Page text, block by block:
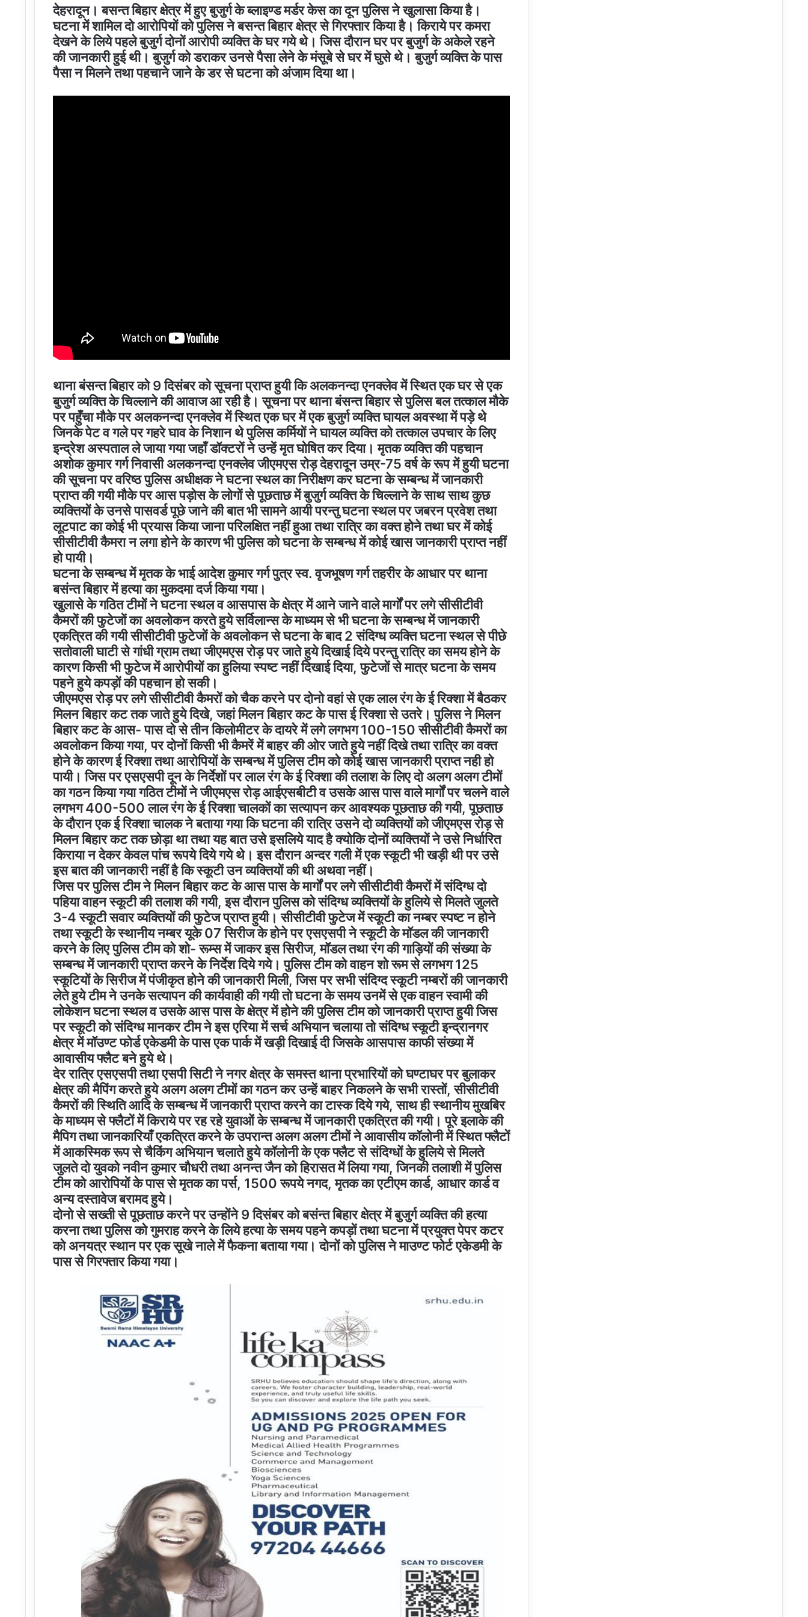
देहरादून। बसन्त बिहार क्षेत्र में हुए बुजुर्ग के ब्लाइण्ड मर्डर केस का दून पुलिस ने खुलासा किया है।
घटना में शामिल दो आरोपियों को पुलिस ने बसन्त बिहार क्षेत्र से गिरफ्तार किया है। किराये पर कमरा
देखने के लिये पहले बुजुर्ग दोनों आरोपी व्यक्ति के घर गये थे। जिस दौरान घर पर बुजुर्ग के अकेले रहने
की जानकारी हुई थी। बुजुर्ग को डराकर उनसे पैसा लेने के मंसूबे से घर में घुसे थे। बुजुर्ग व्यक्ति के पास
पैसा न मिलने तथा पहचाने जाने के डर से घटना को अंजाम दिया था।
थाना बंसन्त बिहार को 9 दिसंबर को सूचना प्राप्त हुयी कि अलकनन्दा एनक्लेव में स्थित एक घर से एक
बुजुर्ग व्यक्ति के चिल्लाने की आवाज आ रही है। सूचना पर थाना बंसन्त बिहार से पुलिस बल तत्काल मौके
पर पहुँचा मौके पर अलकनन्दा एनक्लेव में स्थित एक घर में एक बुजुर्ग व्यक्ति घायल अवस्था में पड़े थे
जिनके पेट व गले पर गहरे घाव के निशान थे पुलिस कर्मियों ने घायल व्यक्ति को तत्काल उपचार के लिए
इन्द्रेश अस्पताल ले जाया गया जहाँ डॉक्टरों ने उन्हें मृत घोषित कर दिया। मृतक व्यक्ति की पहचान
अशोक कुमार गर्ग निवासी अलकनन्दा एनक्लेव जीएमएस रोड़ देहरादून उम्र-75 वर्ष के रूप में हुयी घटना
की सूचना पर वरिष्ठ पुलिस अधीक्षक ने घटना स्थल का निरीक्षण कर घटना के सम्बन्ध में जानकारी
प्राप्त की गयी मौके पर आस पड़ोस के लोगों से पूछताछ में बुजुर्ग व्यक्ति के चिल्लाने के साथ साथ कुछ
व्यक्तियों के उनसे पासवर्ड पूछे जाने की बात भी सामने आयी परन्तु घटना स्थल पर जबरन प्रवेश तथा
लूटपाट का कोई भी प्रयास किया जाना परिलक्षित नहीं हुआ तथा रात्रि का वक्त होने तथा घर में कोई
सीसीटीवी कैमरा न लगा होने के कारण भी पुलिस को घटना के सम्बन्ध में कोई खास जानकारी प्राप्त नहीं
हो पायी।
घटना के सम्बन्ध में मृतक के भाई आदेश कुमार गर्ग पुत्र स्व. वृजभूषण गर्ग तहरीर के आधार पर थाना
बसंन्त बिहार में हत्या का मुकदमा दर्ज किया गया।
खुलासे के गठित टीमों ने घटना स्थल व आसपास के क्षेत्र में आने जाने वाले मार्गों पर लगे सीसीटीवी
कैमरों की फुटेजों का अवलोकन करते हुये सर्विलान्स के माध्यम से भी घटना के सम्बन्ध में जानकारी
एकत्रित की गयी सीसीटीवी फुटेजों के अवलोकन से घटना के बाद 2 संदिग्ध व्यक्ति घटना स्थल से पीछे
सतोवाली घाटी से गांधी ग्राम तथा जीएमएस रोड़ पर जाते हुये दिखाई दिये परन्तु रात्रि का समय होने के
कारण किसी भी फुटेज में आरोपीयों का हुलिया स्पष्ट नहीं दिखाई दिया, फुटेजों से मात्र घटना के समय
पहने हुये कपड़ों की पहचान हो सकी।
जीएमएस रोड़ पर लगे सीसीटीवी कैमरों को चैक करने पर दोनो वहां से एक लाल रंग के ई रिक्शा में बैठकर
मिलन बिहार कट तक जाते हुये दिखे, जहां मिलन बिहार कट के पास ई रिक्शा से उतरे। पुलिस ने मिलन
बिहार कट के आस- पास दो से तीन किलोमीटर के दायरे में लगे लगभग 100-150 सीसीटीवी कैमरों का
अवलोकन किया गया, पर दोनों किसी भी कैमरें में बाहर की ओर जाते हुये नहीं दिखे तथा रात्रि का वक्त
होने के कारण ई रिक्शा तथा आरोपियों के सम्बन्ध में पुलिस टीम को कोई खास जानकारी प्राप्त नही हो
पायी। जिस पर एसएसपी दून के निर्देशों पर लाल रंग के ई रिक्शा की तलाश के लिए दो अलग अलग टीमों
का गठन किया गया गठित टीमों ने जीएमएस रोड़ आईएसबीटी व उसके आस पास वाले मार्गों पर चलने वाले
लगभग 400-500 लाल रंग के ई रिक्शा चालकों का सत्यापन कर आवश्यक पूछताछ की गयी, पूछताछ
के दौरान एक ई रिक्शा चालक ने बताया गया कि घटना की रात्रि उसने दो व्यक्तियों को जीएमएस रोड़ से
मिलन बिहार कट तक छोड़ा था तथा यह बात उसे इसलिये याद है क्योकि दोनों व्यक्तियों ने उसे निर्धारित
किराया न देकर केवल पांच रूपये दिये गये थे। इस दौरान अन्दर गली में एक स्कूटी भी खड़ी थी पर उसे
इस बात की जानकारी नहीं है कि स्कूटी उन व्यक्तियों की थी अथवा नहीं।
जिस पर पुलिस टीम ने मिलन बिहार कट के आस पास के मार्गों पर लगे सीसीटीवी कैमरों में संदिग्ध दो
पहिया वाहन स्कूटी की तलाश की गयी, इस दौरान पुलिस को संदिग्ध व्यक्तियों के हुलिये से मिलते जुलते
3-4 स्कूटी सवार व्यक्तियों की फुटेज प्राप्त हुयी। सीसीटीवी फुटेज में स्कूटी का नम्बर स्पष्ट न होने
तथा स्कूटी के स्थानीय नम्बर यूके 07 सिरीज के होने पर एसएसपी ने स्कूटी के मॉडल की जानकारी
करने के लिए पुलिस टीम को शो- रूम्स में जाकर इस सिरीज, मॉडल तथा रंग की गाड़ियों की संख्या के
सम्बन्ध में जानकारी प्राप्त करने के निर्देश दिये गये। पुलिस टीम को वाहन शो रूम से लगभग 125
स्कूटियों के सिरीज में पंजीकृत होने की जानकारी मिली, जिस पर सभी संदिग्द स्कूटी नम्बरों की जानकारी
लेते हुये टीम ने उनके सत्यापन की कार्यवाही की गयी तो घटना के समय उनमें से एक वाहन स्वामी की
लोकेशन घटना स्थल व उसके आस पास के क्षेत्र में होने की पुलिस टीम को जानकारी प्राप्त हुयी जिस
पर स्कूटी को संदिग्ध मानकर टीम ने इस एरिया में सर्च अभियान चलाया तो संदिग्ध स्कूटी इन्द्रानगर
क्षेत्र में मॉउण्ट फोर्ड एकेडमी के पास एक पार्क में खड़ी दिखाई दी जिसके आसपास काफी संख्या में
आवासीय फ्लैट बने हुये थे।
देर रात्रि एसएसपी तथा एसपी सिटी ने नगर क्षेत्र के समस्त थाना प्रभारियों को घण्टाघर पर बुलाकर
क्षेत्र की मैपिंग करते हुये अलग अलग टीमों का गठन कर उन्हें बाहर निकलने के सभी रास्तों, सीसीटीवी
कैमरों की स्थिति आदि के सम्बन्ध में जानकारी प्राप्त करने का टास्क दिये गये, साथ ही स्थानीय मुखबिर
के माध्यम से फ्लैटों में किराये पर रह रहे युवाओं के सम्बन्ध में जानकारी एकत्रित की गयी। पूरे इलाके की
मैपिग तथा जानकारियाँ एकत्रित करने के उपरान्त अलग अलग टीमों ने आवासीय कॉलोनी में स्थित फ्लैटों
में आकस्मिक रूप से चैकिंग अभियान चलाते हुये कॉलोनी के एक फ्लैट से संदिग्धों के हुलिये से मिलते
जुलते दो युवको नवीन कुमार चौधरी तथा अनन्त जैन को हिरासत में लिया गया, जिनकी तलाशी में पुलिस
टीम को आरोपियों के पास से मृतक का पर्स, 1500 रूपये नगद, मृतक का एटीएम कार्ड, आधार कार्ड व
अन्य दस्तावेज बरामद हुये।
दोनो से सख्ती से पूछताछ करने पर उन्होंने 9 दिसंबर को बसंन्त बिहार क्षेत्र में बुजुर्ग व्यक्ति की हत्या
करना तथा पुलिस को गुमराह करने के लिये हत्या के समय पहने कपड़ों तथा घटना में प्रयुक्त पेपर कटर
को अनयत्र स्थान पर एक सूखे नाले में फैकना बताया गया। दोनों को पुलिस ने माउण्ट फोर्ट एकेडमी के
पास से गिरफ्तार किया गया।